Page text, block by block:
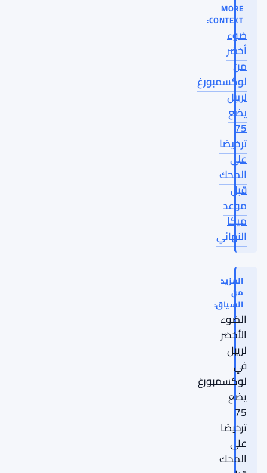
MORE
CONTEXT:
ضوء
أخضر
من
لوكسمبورغ
لريبل
يضع
75
ترخيصًا
على
المحك
قبل
موعد
ميكا
النهائي
المزيد
من
السياق:
الضوء
الأخضر
لريبل
في
لوكسمبورغ
يضع
75
ترخيصًا
على
المحك